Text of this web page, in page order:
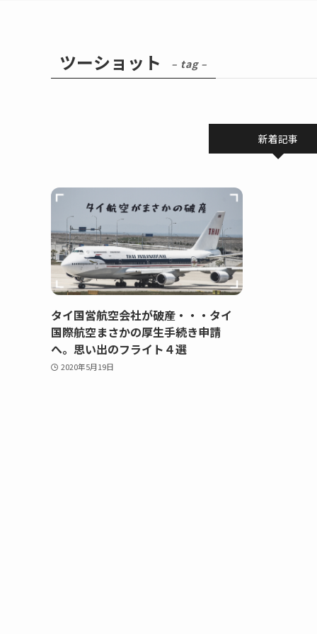
ツーショット – tag –
新着記事
タイ国営航空会社が破産・・・タイ
国際航空まさかの厚生手続き申請
へ。思い出のフライト４選
2020年5月19日